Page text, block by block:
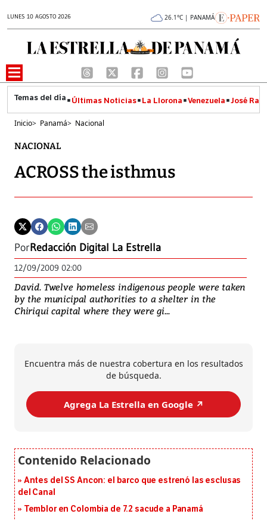
LUNES 10 AGOSTO 2026 26.1°C | PANAMÁ
Últimas Noticias La Llorona Venezuela José
Inicio> Panamá> Nacional
NACIONAL
ACROSS the isthmus
PorRedacción Digital La Estrella
12/09/2009 02:00
David. Twelve homeless indigenous people were taken
by the municipal authorities to a shelter in the
Chiriqui capital where they were gi...
Encuentra más de nuestra cobertura en los resultados
de búsqueda.
Agrega La Estrella en Google ↗️
Antes del SS Ancon: el barco que estrenó las esclusas
del Canal
Temblor en Colombia de 7.2 sacude a Panamá